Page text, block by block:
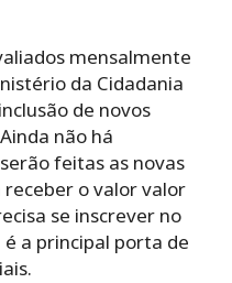
mensalmente
da Cidadania
de novos
não há
feitas as novas
o valor valor
se inscrever no
a principal porta de